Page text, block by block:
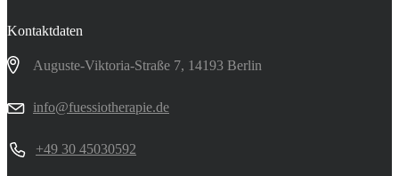
Kontaktdaten
Auguste-Viktoria-Straße 7, 14193 Berlin
info@fuessiotherapie.de
+49 30 45030592